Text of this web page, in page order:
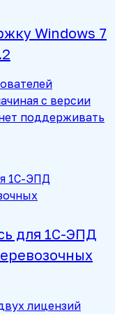
Windows 7
с версии
поддерживать
для 1С-ЭПД
лицензий